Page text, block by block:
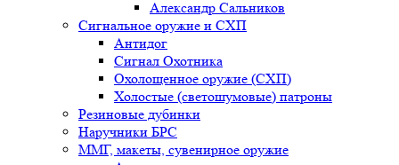
Александр Сальников
Сигнальное оружие и СХП
Антидог
Сигнал Охотника
Охолощенное оружие (СХП)
Холостые (светошумовые) патроны
Резиновые дубинки
Наручники БРС
ММГ, макеты, сувенирное оружие